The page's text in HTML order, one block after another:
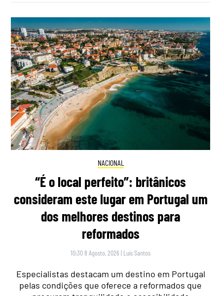
NACIONAL
“É o local perfeito”: britânicos
consideram este lugar em Portugal um
dos melhores destinos para
reformados
10:30 8 Agosto, 2026 | Luís Santos
Especialistas destacam um destino em Portugal
pelas condições que oferece a reformados que